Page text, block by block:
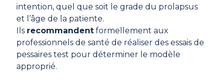
intention, quel que soit le grade du prolapsus
et l’âge de la patiente.
Ils recommandent formellement aux
professionnels de santé de réaliser des essais de
pessaires test pour déterminer le modèle
approprié.